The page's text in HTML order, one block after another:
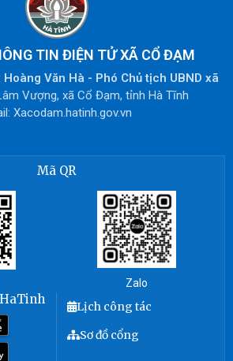
TIN ĐIỆN TỬ XÃ CỔ ĐẠM
Hoàng Văn Hà - Phó Chủ tịch UBND xã
Vượng, xã Cổ Đạm, tỉnh Hà Tĩnh
Xacodam.hatinh.gov.vn
Mã QR
Zalo
Lịch công tác
Sơ đồ cổng